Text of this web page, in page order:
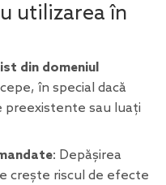
utilizarea în
din domeniul
în special dacă
preexistente sau luați
: Depășirea
crește riscul de efecte